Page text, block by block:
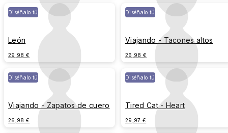
Diséñalo tú
León
29,98 €
Diséñalo tú
Viajando - Tacones altos
26,98 €
Diséñalo tú
Viajando - Zapatos de cuero
26,98 €
Diséñalo tú
Tired Cat - Heart
29,97 €